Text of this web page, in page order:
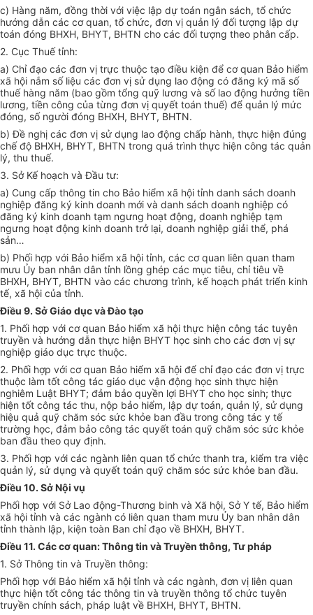
c) Hàng năm, đồng thời với việc lập dự toán ngân sách, tổ chức
hướng dẫn các cơ quan, tổ chức, đơn vị quản lý đối tượng lập dự
toán đóng BHXH, BHYT, BHTN cho các đối tượng theo phân cấp.
2. Cục Thuế tỉnh:
a) Chỉ đạo các đơn vị trực thuộc tạo điều kiện để cơ quan Bảo hiểm
xã hội nắm số liệu các đơn vị sử dụng lao động có đăng ký mã số
thuế hàng năm (bao gồm tổng quỹ lương và số lao động hưởng tiền
lương, tiền công của từng đơn vị quyết toán thuế) để quản lý mức
đóng, số người đóng BHXH, BHYT, BHTN.
b) Đề nghị các đơn vị sử dụng lao động chấp hành, thực hiện đúng
chế độ BHXH, BHYT, BHTN trong quá trình thực hiện công tác quản
lý, thu thuế.
3. Sở Kế hoạch và Đầu tư:
a) Cung cấp thông tin cho Bảo hiểm xã hội tỉnh danh sách doanh
nghiệp đăng ký kinh doanh mới và danh sách doanh nghiệp có
đăng ký kinh doanh tạm ngưng hoạt động, doanh nghiệp tạm
ngưng hoạt động kinh doanh trở lại, doanh nghiệp giải thể, phá
sản…
b) Phối hợp với Bảo hiểm xã hội tỉnh, các cơ quan liên quan tham
mưu Ủy ban nhân dân tỉnh lồng ghép các mục tiêu, chỉ tiêu về
BHXH, BHYT, BHTN vào các chương trình, kế hoạch phát triển kinh
tế, xã hội của tỉnh.
Điều 9. Sở Giáo dục và Đào tạo
1. Phối hợp với cơ quan Bảo hiểm xã hội thực hiện công tác tuyên
truyền và hướng dẫn thực hiện BHYT học sinh cho các đơn vị sự
nghiệp giáo dục trực thuộc.
2. Phối hợp với cơ quan Bảo hiểm xã hội để chỉ đạo các đơn vị trực
thuộc làm tốt công tác giáo dục vận động học sinh thực hiện
nghiêm Luật BHYT; đảm bảo quyền lợi BHYT cho học sinh; thực
hiện tốt công tác thu, nộp bảo hiểm, lập dự toán, quản lý, sử dụng
hiệu quả quỹ chăm sóc sức khỏe ban đầu trong công tác y tế
trường học, đảm bảo công tác quyết toán quỹ chăm sóc sức khỏe
ban đầu theo quy định.
3. Phối hợp với các ngành liên quan tổ chức thanh tra, kiểm tra việc
quản lý, sử dụng và quyết toán quỹ chăm sóc sức khỏe ban đầu.
Điều 10. Sở Nội vụ
Phối hợp với Sở Lao động-Thương binh và Xã hội, Sở Y tế, Bảo hiểm
xã hội tỉnh và các ngành có liên quan tham mưu Ủy ban nhân dân
tỉnh thành lập, kiện toàn Ban chỉ đạo về BHXH, BHYT.
Điều 11. Các cơ quan: Thông tin và Truyền thông, Tư pháp
1. Sở Thông tin và Truyền thông:
Phối hợp với Bảo hiểm xã hội tỉnh và các ngành, đơn vị liên quan
thực hiện tốt công tác thông tin và truyền thông tổ chức tuyên
truyền chính sách, pháp luật về BHXH, BHYT, BHTN.